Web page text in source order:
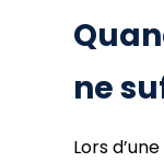
ne
Lors